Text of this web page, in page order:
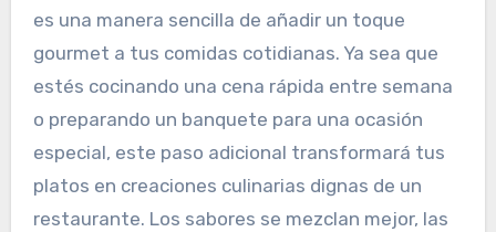
es una manera sencilla de añadir un toque
gourmet a tus comidas cotidianas. Ya sea que
estés cocinando una cena rápida entre semana
o preparando un banquete para una ocasión
especial, este paso adicional transformará tus
platos en creaciones culinarias dignas de un
restaurante. Los sabores se mezclan mejor, las